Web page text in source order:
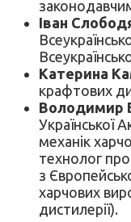
Іван
Катерина
крафтових
Володимир
Української
механік
технолог
з
харчових
дистилерії).